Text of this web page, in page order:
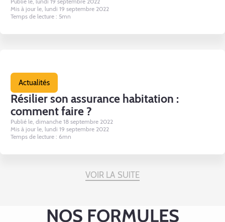
Mis à jour le, lundi 19 septembre 2022
Temps de lecture : 5mn
Actualités
Résilier son assurance habitation :
comment faire ?
Publié le, dimanche 18 septembre 2022
Mis à jour le, lundi 19 septembre 2022
Temps de lecture : 6mn
VOIR LA SUITE
NOS FORMULES